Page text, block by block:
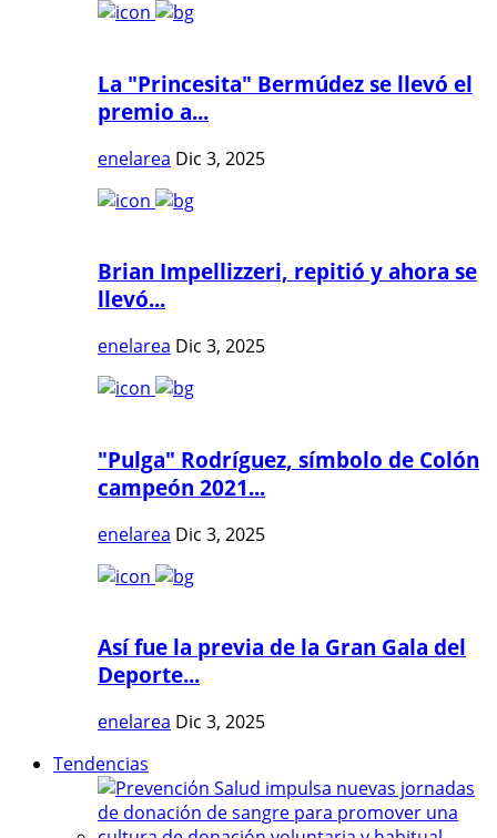
La "Princesita" Bermúdez se llevó el
premio a...
enelarea Dic 3, 2025
Brian Impellizzeri, repitió y ahora se
llevó...
enelarea Dic 3, 2025
"Pulga" Rodríguez, símbolo de Colón
campeón 2021...
enelarea Dic 3, 2025
Así fue la previa de la Gran Gala del
Deporte...
enelarea Dic 3, 2025
Tendencias